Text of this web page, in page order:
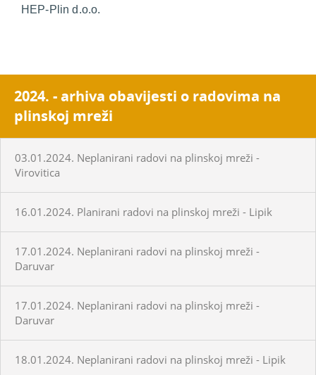
HEP-Plin d.o.o.
2024. - arhiva obavijesti o radovima na
plinskoj mreži
03.01.2024. Neplanirani radovi na plinskoj mreži -
Virovitica
16.01.2024. Planirani radovi na plinskoj mreži - Lipik
17.01.2024. Neplanirani radovi na plinskoj mreži -
Daruvar
17.01.2024. Neplanirani radovi na plinskoj mreži -
Daruvar
18.01.2024. Neplanirani radovi na plinskoj mreži - Lipik